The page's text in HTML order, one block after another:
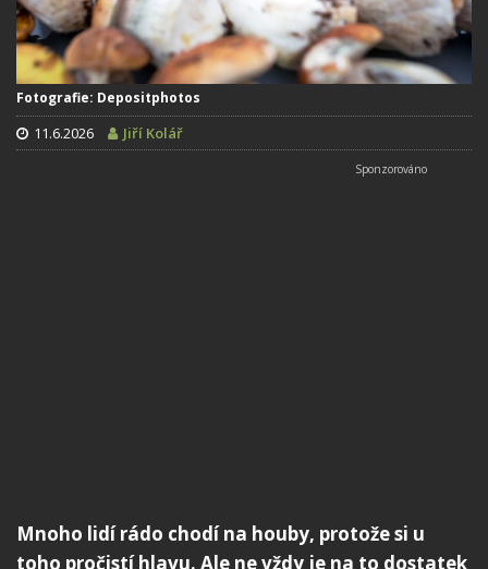
Fotografie: Depositphotos
11.6.2026 Jiří Kolář
Mnoho lidí rádo chodí na houby, protože si u
toho pročistí hlavu. Ale ne vždy je na to dostatek